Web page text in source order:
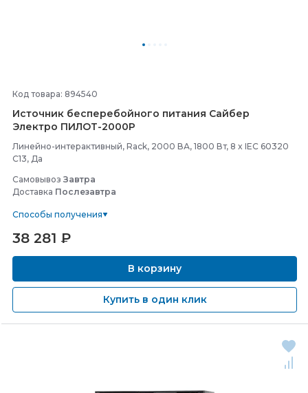
Код товара: 894540
Источник бесперебойного питания Сайбер
Электро ПИЛОТ-2000Р
Линейно-интерактивный, Rack, 2000 ВА, 1800 Вт, 8 x IEC 60320
C13, Да
Самовывоз Завтра
Доставка Послезавтра
Способы получения
38 281 ₽
В корзину
Купить в один клик